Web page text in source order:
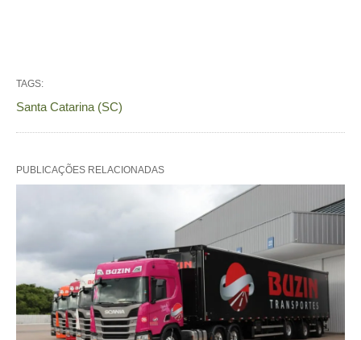
TAGS:
Santa Catarina (SC)
PUBLICAÇÕES RELACIONADAS